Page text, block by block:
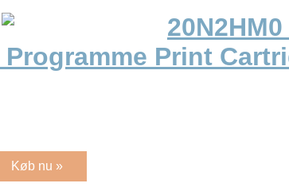
Print
Køb nu »